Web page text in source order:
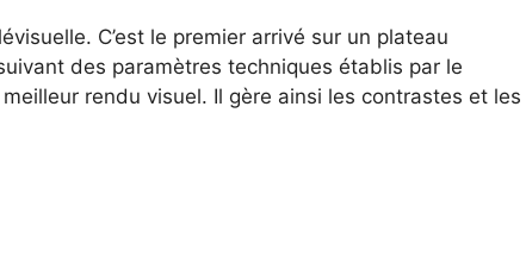
C’est le premier arrivé sur un plateau
des paramètres techniques établis par le
rendu visuel. Il gère ainsi les contrastes et les